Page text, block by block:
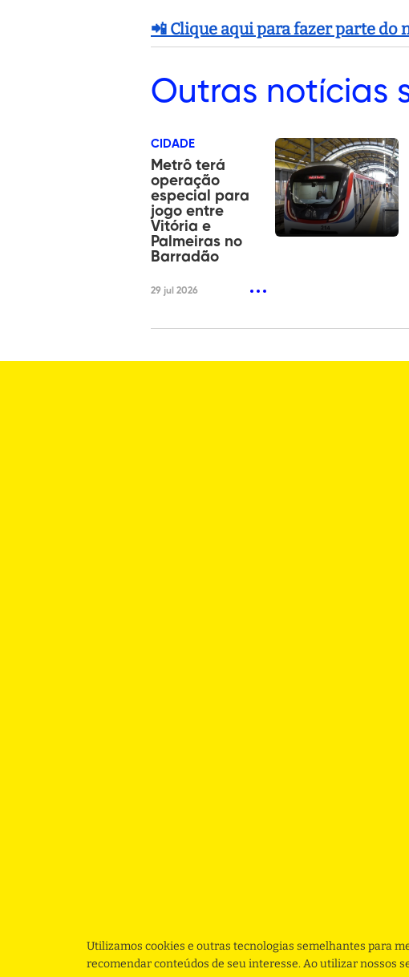
📲 Clique aqui para fazer parte
Outras notícias
CIDADE
Metrô terá
operação
especial para
jogo entre
Vitória e
Palmeiras no
Barradão
29 jul 2026
Utilizamos cookies e outras tecnologias semelhantes para
recomendar conteúdos de seu interesse. Ao utilizar nossos